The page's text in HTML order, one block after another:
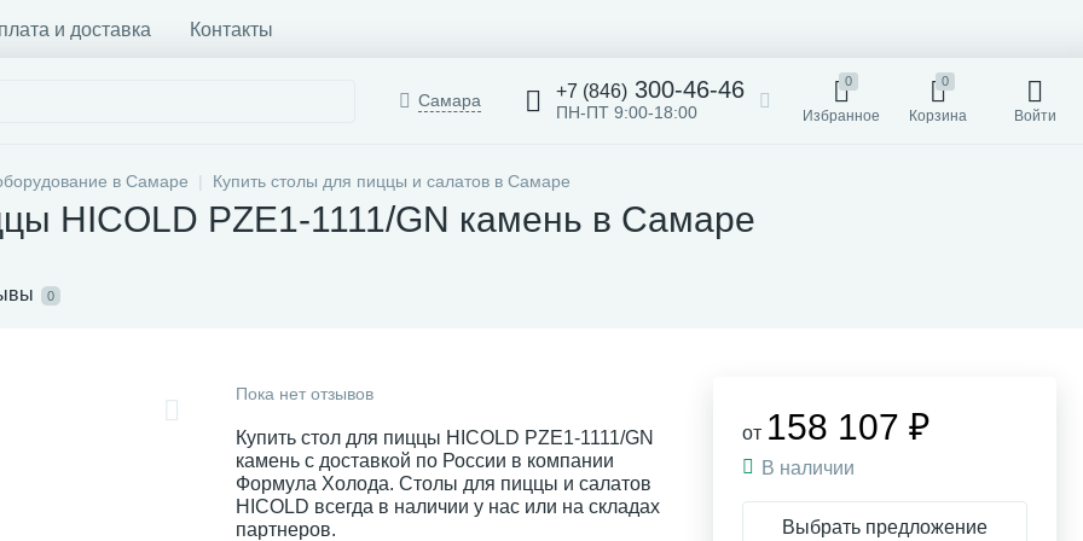
и доставка Контакты
Самара +7 (846) 300-46-46
ПН-ПТ 9:00-18:00
0
Избранное
0
Корзина Войти
в Самаре Купить столы для пиццы и салатов в Самаре
HICOLD PZE1-1111/GN камень в Самаре
0
Пока нет отзывов
Купить стол для пиццы HICOLD PZE1-1111/GN
камень с доставкой по России в компании
Формула Холода. Столы для пиццы и салатов
HICOLD всегда в наличии у нас или на складах
партнеров.
от 158 107 ₽
В наличии
Выбрать предложение